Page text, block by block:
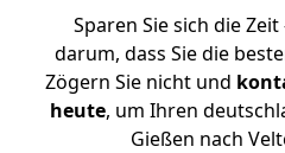
Sparen Sie sich die
darum, dass Sie die
Zögern Sie nicht und
heute, um Ihren
Gießen nach